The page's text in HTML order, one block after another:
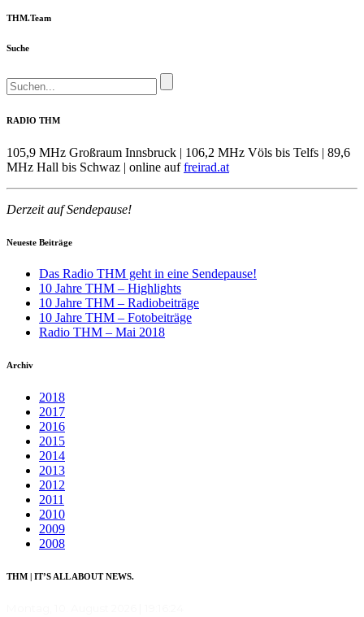
THM.Team
Suche
RADIO THM
105,9 MHz Großraum Innsbruck | 106,2 MHz Völs bis Telfs | 89,6
MHz Hall bis Schwaz | online auffreirad.at
Derzeit auf Sendepause!
Neueste Beiträge
Das Radio THM geht in eine Sendepause!
10 Jahre THM – Highlights
10 Jahre THM – Radiobeiträge
10 Jahre THM – Fotobeiträge
Radio THM – Mai 2018
Archiv
2018
2017
2016
2015
2014
2013
2012
2011
2010
2009
2008
THM | IT’S ALL ABOUT NEWS.